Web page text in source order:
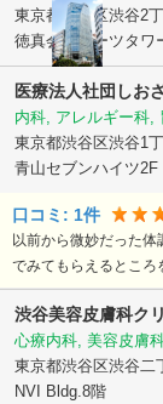
東京都渋谷区渋谷2
徳真会クオーツタワ
医療法人社団 しお
内科, アレルギー科,
東京都渋谷区渋谷1
青山セブンハイツ2F
口コミ: 1件
以前から微妙だった体
でみてもらえるところ
渋谷美容皮膚科ク
心療内科, 美容皮膚
東京都渋谷区渋谷二
NVI Bldg.8階